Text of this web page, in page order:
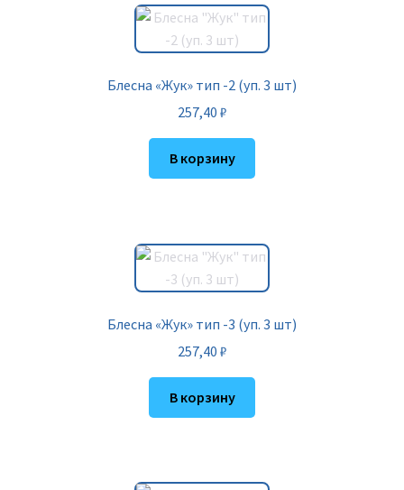
Блесна «Жук» тип -2 (уп. 3 шт)
257,40 ₽
В корзину
Блесна «Жук» тип -3 (уп. 3 шт)
257,40 ₽
В корзину